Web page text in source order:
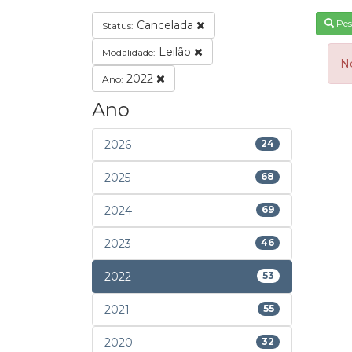
Status: Cancelada
Modalidade: Leilão
Ano: 2022
Ano
2026 24
2025 68
2024 69
2023 46
2022 53
2021 55
2020 32